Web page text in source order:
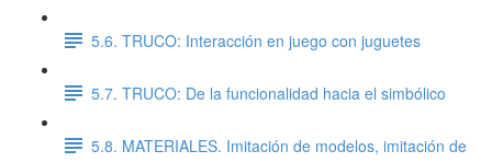
5.6. TRUCO: Interacción en juego con juguetes
5.7. TRUCO: De la funcionalidad hacia el simbólico
5.8. MATERIALES. Imitación de modelos, imitación de